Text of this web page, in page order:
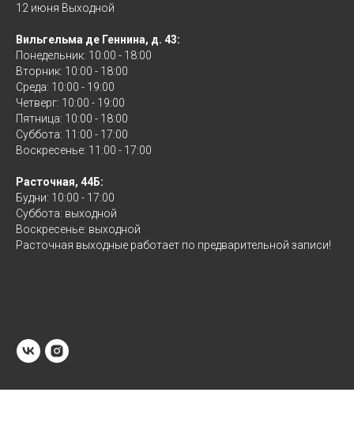
12 июня Выходной
Вильгельма де Геннина, д. 43:
Понедельник: 10:00 - 18:00
Вторник: 10:00 - 18:00
Среда: 10:00 - 19:00
Четверг: 10:00 - 19:00
Пятница: 10:00 - 18:00
Суббота: 11:00 - 17:00
Воскресенье: 11:00 - 17:00
Расточная, 44Б:
Будни: 10:00 - 17:00
Суббота: выходной
Воскресенье: выходной
Расточная выходные работает по предварительной записи!